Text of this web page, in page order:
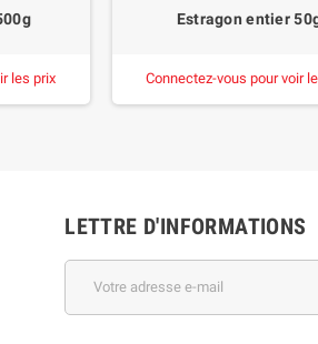
les prix
Estragon entier
Connectez-vous pour voir
LETTRE D'INFORMATIONS